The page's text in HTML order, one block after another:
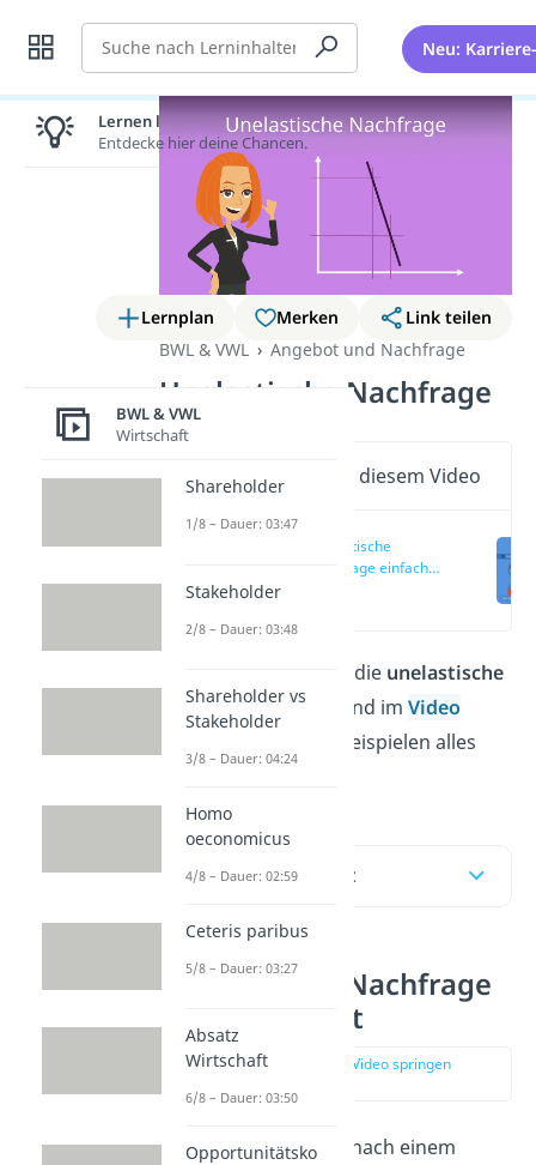
Suche Neu:
Lernplan Merken
Link teilen
BWL & VWL
Angebot und Nachfrage
Unelastische Nachfrage
Wichtige Inhalte in diesem Video
Unelastische
Nachfrage einfach
Du willst wissen, was die unelastische
Nachfrageist? Hier und imVideo
erklären wir dir mit Beispielen alles
Inhaltsübersicht
Unelastische Nachfrage
einfach erklärt
zur Stelle im Video springen
Wenn dieNachfrage
nach einem
Lernen lohnt sich!
Entdecke hier deine Chancen.
BWL & VWL
Wirtschaft
Shareholder
1/8 – Dauer: 03:47
Stakeholder
2/8 – Dauer: 03:48
Shareholder vs
Stakeholder
3/8 – Dauer: 04:24
Homo
oeconomicus
4/8 – Dauer: 02:59
Ceteris paribus
5/8 – Dauer: 03:27
Absatz
Wirtschaft
6/8 – Dauer: 03:50
Opportunitätsko